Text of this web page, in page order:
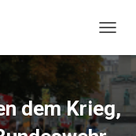
dem Krieg,